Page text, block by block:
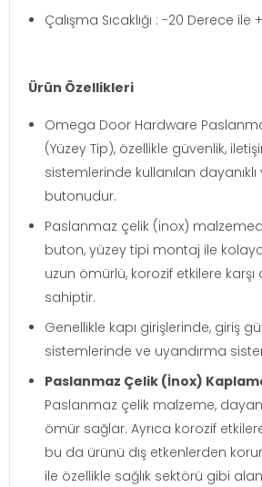
Çalışma Sıcaklığı : -20 Derece ile
Ürün Özellikleri
Omega Door Hardware
(Yüzey Tip), özellikle güvenlik,
sistemlerinde kullanılan dayanıklı
butonudur.
Paslanmaz çelik (inox)
buton, yüzey tipi montaj ile
uzun ömürlü, korozif etkilere
sahiptir.
Genellikle kapı girişlerinde, giriş
sistemlerinde ve uyandırma
Paslanmaz Çelik (İnox)
Paslanmaz çelik malzeme,
ömür sağlar. Ayrıca korozif
bu da ürünü dış etkenlerden
ile özellikle sağlık sektörü gibi